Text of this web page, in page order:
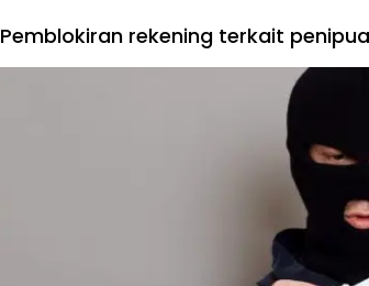
Pemblokiran rekening terkait